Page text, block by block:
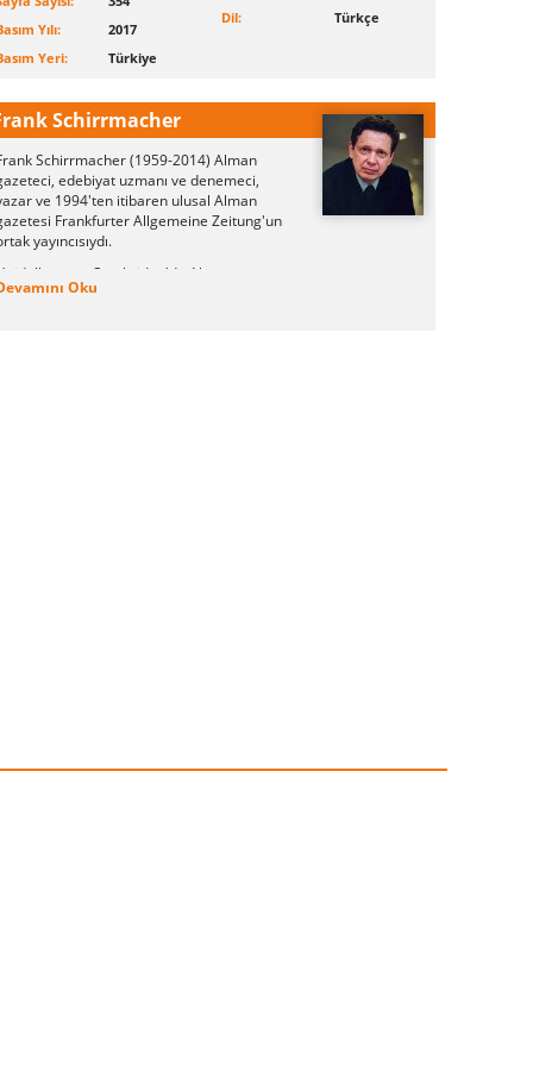
Yılı:
2017
Yeri:
Türkiye
Dil:
Türkçe
Schirrmacher
Schirrmacher (1959-2014) Alman
edebiyat uzmanı ve denemeci,
ve 1994'ten itibaren ulusal Alman
Frankfurter Allgemeine Zeitung'un
yayıncısıydı.
ve Cambridge'de Almanca ,
ve felsefe okuduktan sonra
Oku